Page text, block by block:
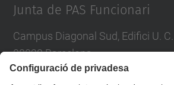
Junta de PAS Funcionari
Campus Diagonal Sud, Edifici U.
08028 Barcelona